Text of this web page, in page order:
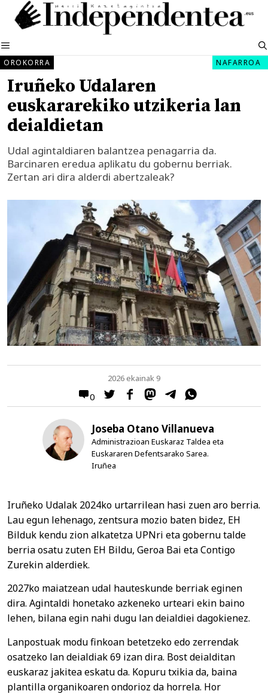
Edukira
salto
MENUA
OROKORRA NAFARROA
Iruñeko Udalaren
euskararekiko utzikeria lan
deialdietan
Udal agintaldiaren balantzea penagarria da.
Barcinaren eredua aplikatu du gobernu berriak.
Zertan ari dira alderdi abertzaleak?
0
2026 ekainak 9
Joseba Otano Villanueva
Administrazioan Euskaraz Taldea eta
Euskararen Defentsarako Sarea.
Iruñea
Iruñeko Udalak 2024ko urtarrilean hasi zuen aro berria.
Lau egun lehenago, zentsura mozio baten bidez, EH
Bilduk kendu zion alkatetza UPNri eta gobernu talde
berria osatu zuten EH Bildu, Geroa Bai eta Contigo
Zurekin alderdiek.
2027ko maiatzean udal hauteskunde berriak eginen
dira. Agintaldi honetako azkeneko urteari ekin baino
lehen, bilana egin nahi dugu lan deialdiei dagokienez.
Lanpostuak modu finkoan betetzeko edo zerrendak
osatzeko lan deialdiak 69 izan dira. Bost deialditan
euskaraz jakitea eskatu da. Kopuru txikia da, baina
plantilla organikoaren ondorioz da horrela. Hor